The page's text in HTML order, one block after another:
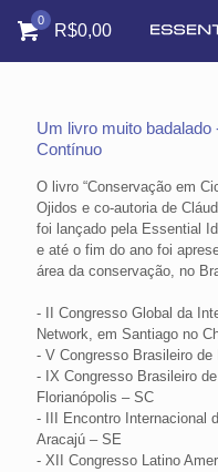
0
R$0,00
Um livro muito
Contínuo
O livro “Conservação em
Ojidos e co-autoria de
foi lançado pela Essential
e até o fim do ano foi
área da conservação, no
- II Congresso Global da
Network, em Santiago no
- V Congresso Brasileiro
- IX Congresso Brasileiro
Florianópolis – SC
- III Encontro Internacional
Aracajú – SE
- XII Congresso Latino